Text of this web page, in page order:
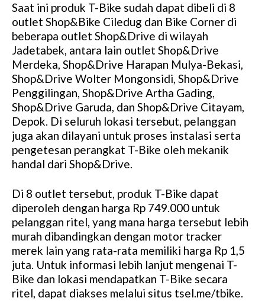
Saat ini produk T-Bike sudah dapat dibeli di 8
outlet Shop&Bike Ciledug dan Bike Corner di
beberapa outlet Shop&Drive di wilayah
Jadetabek, antara lain outlet Shop&Drive
Merdeka, Shop&Drive Harapan Mulya-Bekasi,
Shop&Drive Wolter Mongonsidi, Shop&Drive
Penggilingan, Shop&Drive Artha Gading,
Shop&Drive Garuda, dan Shop&Drive Citayam,
Depok. Di seluruh lokasi tersebut, pelanggan
juga akan dilayani untuk proses instalasi serta
pengetesan perangkat T-Bike oleh mekanik
handal dari Shop&Drive.
Di 8 outlet tersebut, produk T-Bike dapat
diperoleh dengan harga Rp 749.000 untuk
pelanggan ritel, yang mana harga tersebut lebih
murah dibandingkan dengan motor tracker
merek lain yang rata-rata memiliki harga Rp 1,5
juta. Untuk informasi lebih lanjut mengenai T-
Bike dan lokasi mendapatkan T-Bike secara
ritel, dapat diakses melalui situs tsel.me/tbike.